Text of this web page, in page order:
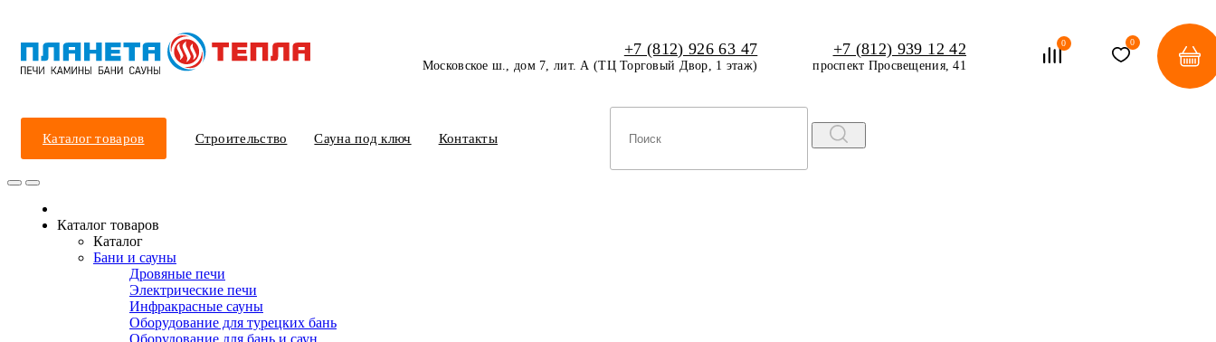
+7 (812) 926 63 47
Московское ш., дом 7, лит. А (ТЦ Торговый Двор, 1 этаж)
+7 (812) 939 12 42
проспект Просвещения, 41
0 0
Каталог товаров Строительство Сауна под ключ Контакты
Каталог товаров
Каталог
Бани и сауны
Дровяные печи
Электрические печи
Инфракрасные сауны
Оборудование для турецких бань
Оборудование для бань и саун